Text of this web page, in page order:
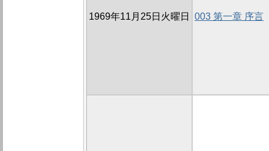
1969年11月25日火曜日 003 第一章 序言